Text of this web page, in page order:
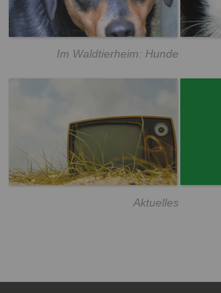
Im Waldtierheim: Hunde
Aktuelles